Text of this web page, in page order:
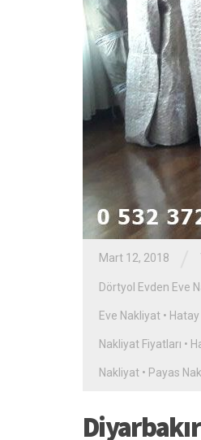
Mart 12, 2018
Dörtyol Evden Eve
Eve Nakliyat •
Nakliyat Fiyatları •
Nakliyat • Payas